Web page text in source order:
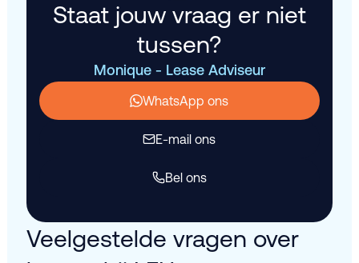
Staat jouw vraag er niet
tussen?
Monique - Lease Adviseur
WhatsApp ons
E-mail ons
Bel ons
Veelgestelde vragen over